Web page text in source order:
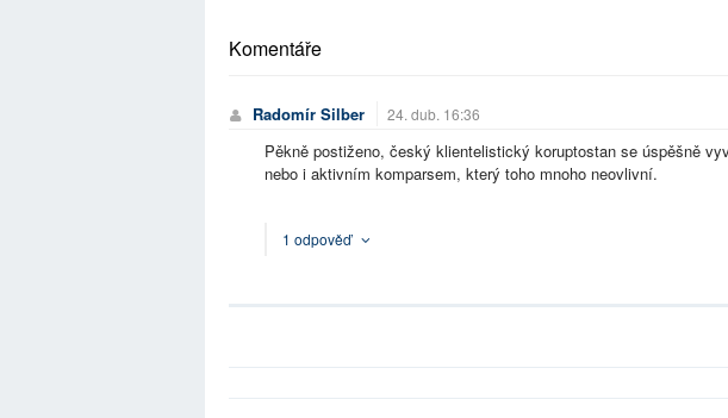
Komentáře
Radomír Silber 24. dub. 16:36
Pěkně postiženo, český klientelistický koruptostan se úspěšně
nebo i aktivním komparsem, který toho mnoho neovlivní.
1 odpověď